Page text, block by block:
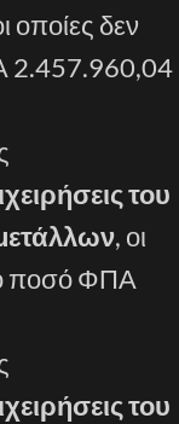
οποίες δεν
2.457.960,04
του
, οι
ποσό ΦΠΑ
του